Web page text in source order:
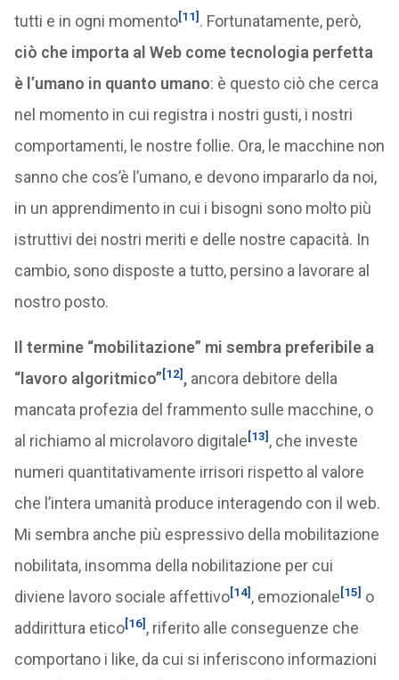
tutti e in ogni momento[11] . Fortunatamente, però,
ciò che importa al Web come tecnologia perfetta
è l’umano in quanto umano: è questo ciò che cerca
nel momento in cui registra i nostri gusti, i nostri
comportamenti, le nostre follie. Ora, le macchine non
sanno che cos’è l’umano, e devono impararlo da noi,
in un apprendimento in cui i bisogni sono molto più
istruttivi dei nostri meriti e delle nostre capacità. In
cambio, sono disposte a tutto, persino a lavorare al
nostro posto.
Il termine “mobilitazione” mi sembra preferibile a
“lavoro algoritmico”[12] ,ancora debitore della
mancata profezia del frammento sulle macchine, o
al richiamo al microlavoro digitale[13] , che investe
numeri quantitativamente irrisori rispetto al valore
che l’intera umanità produce interagendo con il web.
Mi sembra anche più espressivo della mobilitazione
nobilitata, insomma della nobilitazione per cui
diviene lavoro sociale affettivo[14] , emozionale[15] o
addirittura etico[16] , riferito alle conseguenze che
comportano i like, da cui si inferiscono informazioni